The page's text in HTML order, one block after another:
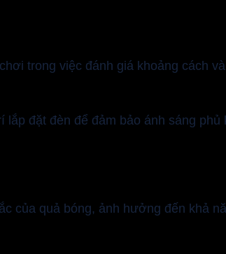
trong việc đánh giá khoảng cách
đặt đèn để đảm bảo ánh sáng
của quả bóng, ảnh hưởng đến khả